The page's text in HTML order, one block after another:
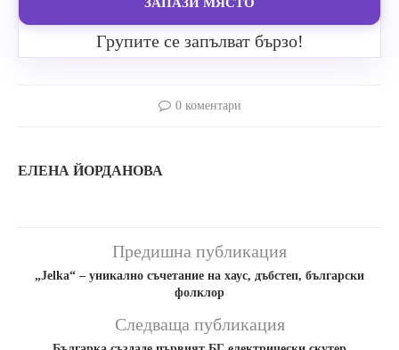
Групите се запълват бързо!
0 коментари
ЕЛЕНА ЙОРДАНОВА
Предишна публикация
„Jelka“ – уникално съчетание на хаус, дъбстеп, български
фолклор
Следваща публикация